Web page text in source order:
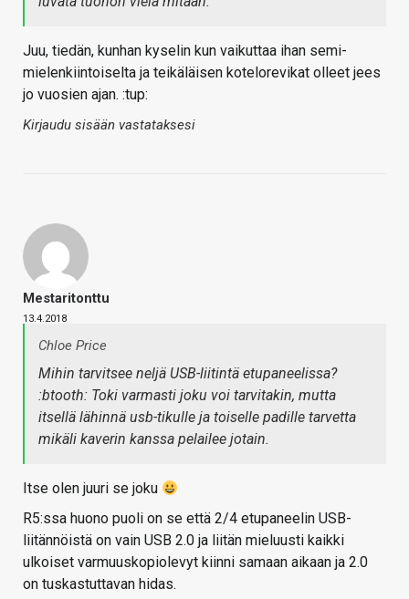
Juu, tiedän, kunhan kyselin kun vaikuttaa ihan semi-
mielenkiintoiselta ja teikäläisen kotelorevikat olleet jees
jo vuosien ajan. :tup:
Kirjaudu sisään vastataksesi
Mestaritonttu
13.4.2018
Chloe Price
Mihin tarvitsee neljä USB-liitintä etupaneelissa?
:btooth: Toki varmasti joku voi tarvitakin, mutta
itsellä lähinnä usb-tikulle ja toiselle padille tarvetta
mikäli kaverin kanssa pelailee jotain.
Itse olen juuri se joku
R5:ssa huono puoli on se että 2/4 etupaneelin USB-
liitännöistä on vain USB 2.0 ja liitän mieluusti kaikki
ulkoiset varmuuskopiolevyt kiinni samaan aikaan ja 2.0
on tuskastuttavan hidas.